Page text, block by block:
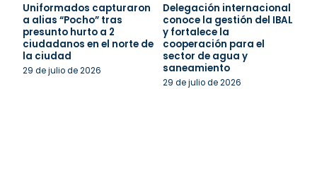
Uniformados capturaron
a alias “Pocho” tras
presunto hurto a 2
ciudadanos en el norte de
la ciudad
29 de julio de 2026
Delegación internacional
conoce la gestión del IBAL
y fortalece la
cooperación para el
sector de agua y
saneamiento
29 de julio de 2026